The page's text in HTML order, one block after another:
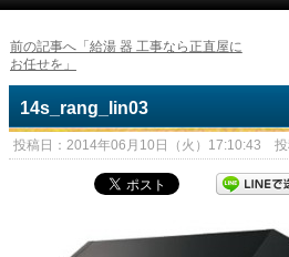
前の記事へ「給湯 器 工事なら正直屋に
お任せを」
14s_rang_lin03
投稿日：2014年06月10日（火）17:10:43